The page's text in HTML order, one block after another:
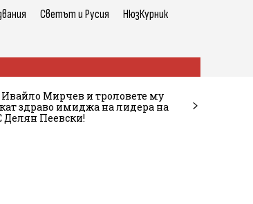
Светът и Русия НюзКурник
Мирчев и троловете му
здраво имиджа на лидера на
Пеевски!